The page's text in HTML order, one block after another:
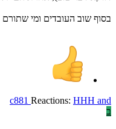
בסוף שוב העובדים ומי
Reactions: HHH and
c881
ב